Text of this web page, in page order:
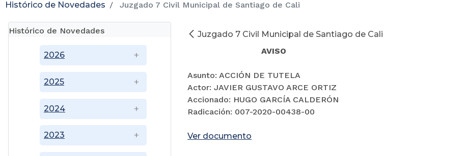
Histórico de Novedades Juzgado 7 Civil Municipal de Santiago de Cali
Histórico de Novedades
2023
2024
2025
2026
Juzgado 7 Civil Municipal de Santiago de Cali
AVISO
Asunto: ACCIÓN DE TUTELA
Actor: JAVIER GUSTAVO ARCE ORTIZ
Accionado: HUGO GARCÍA CALDERÓN
Radicación: 007-2020-00438-00
Ver documento